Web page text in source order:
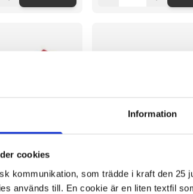
Information
cookies
kommunikation, som trädde i kraft den 25
används till. En cookie är en liten textfil